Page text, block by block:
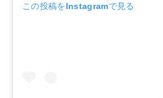
この投稿をInstagramで見る